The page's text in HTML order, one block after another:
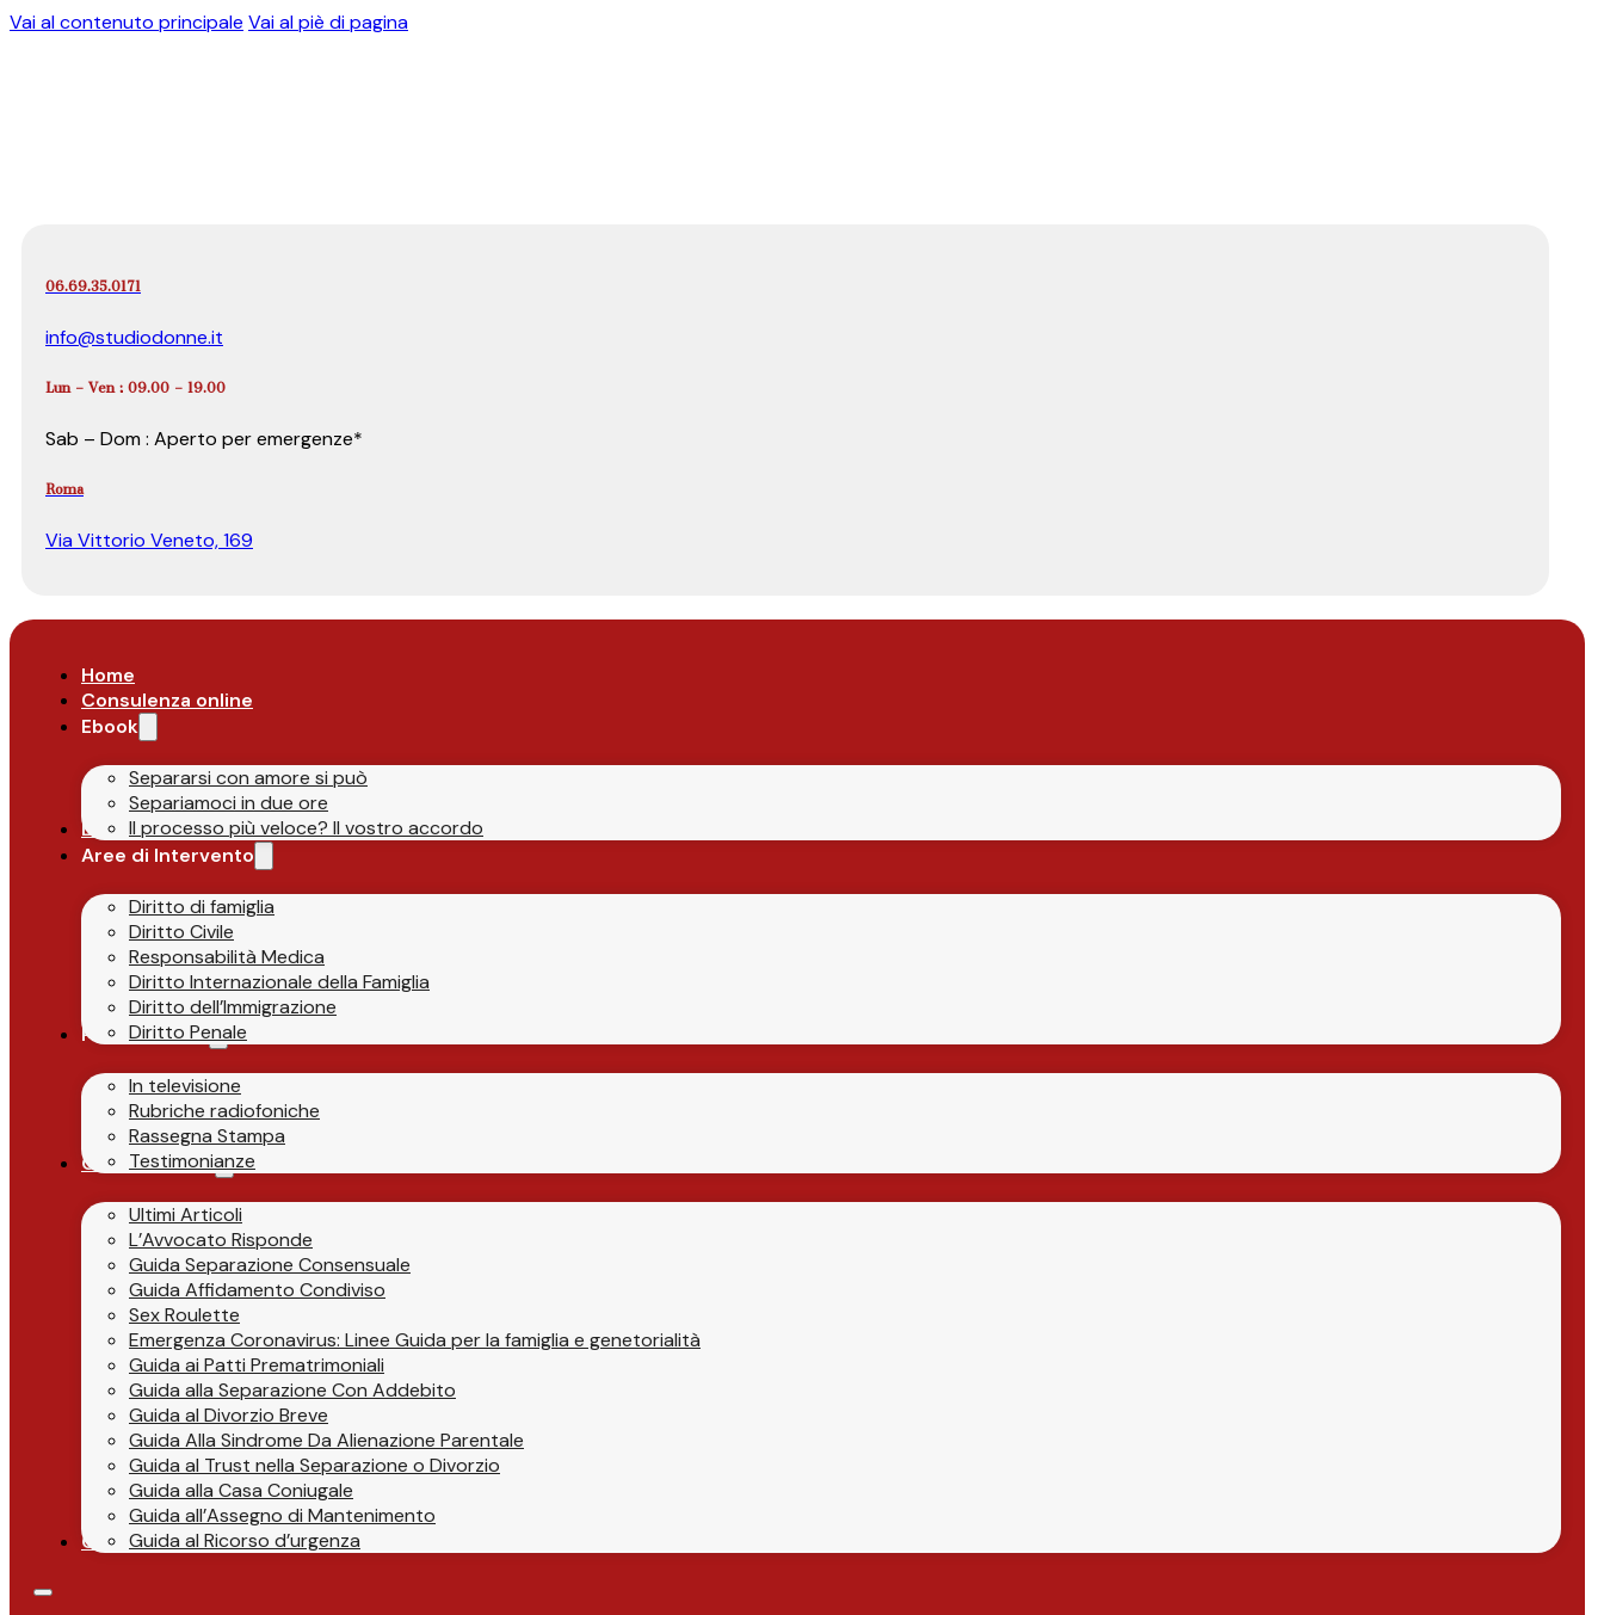
Vai al contenuto principale Vai al piè di pagina
06.69.35.0171
info@studiodonne.it
Lun – Ven : 09.00 – 19.00
Sab – Dom : Aperto per emergenze*
Roma
Via Vittorio Veneto, 169
Home
Consulenza online
Ebook
Separarsi con amore si può
Separiamoci in due ore
Il processo più veloce? Il vostro accordo
Lo Studio
Aree di Intervento
Diritto di famiglia
Diritto Civile
Responsabilità Medica
Diritto Internazionale della Famiglia
Diritto dell’Immigrazione
Diritto Penale
Parlano di Noi
In televisione
Rubriche radiofoniche
Rassegna Stampa
Testimonianze
Guide & News
Ultimi Articoli
L’Avvocato Risponde
Guida Separazione Consensuale
Guida Affidamento Condiviso
Sex Roulette
Emergenza Coronavirus: Linee Guida per la famiglia e genetorialità
Guida ai Patti Prematrimoniali
Guida alla Separazione Con Addebito
Guida al Divorzio Breve
Guida Alla Sindrome Da Alienazione Parentale
Guida al Trust nella Separazione o Divorzio
Guida alla Casa Coniugale
Guida all’Assegno di Mantenimento
Guida al Ricorso d’urgenza
Contatti